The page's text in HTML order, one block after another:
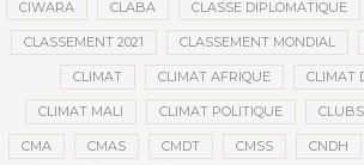
CIWARA CLABA CLASSE DIPLOMATIQUE
CLASSEMENT 2021 CLASSEMENT MONDIAL
CLIMAT CLIMAT AFRIQUE CLIMAT
CLIMAT MALI CLIMAT POLITIQUE
CMA CMAS CMDT CMSS CNDH